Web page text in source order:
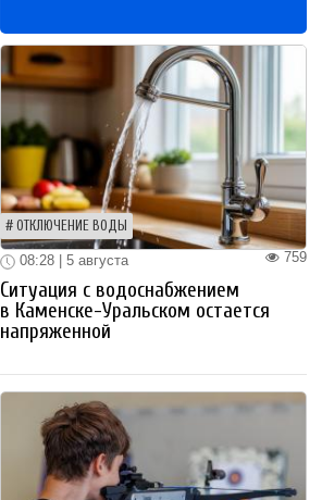
ОТКЛЮЧЕНИЕ ВОДЫ
759
08:28 | 5 августа
Ситуация с водоснабжением
в Каменске-Уральском остается
напряженной